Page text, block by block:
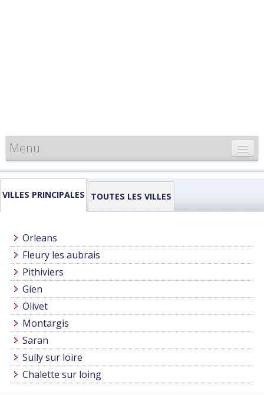
Menu
CARTE DE FRANCE
INFORMATIONS
VILLES PRINCIPALES TOUTES LES VILLES
Orleans
Fleury les aubrais
Pithiviers
Gien
Olivet
Montargis
Saran
Sully sur loire
Chalette sur loing